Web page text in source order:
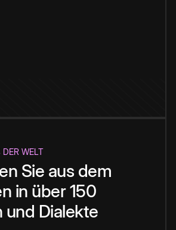
WELT
Sie aus dem
in über 150
und Dialekte